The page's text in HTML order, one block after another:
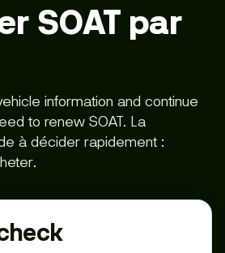
SOAT par
information and continue
to renew SOAT. La
à décider rapidement :